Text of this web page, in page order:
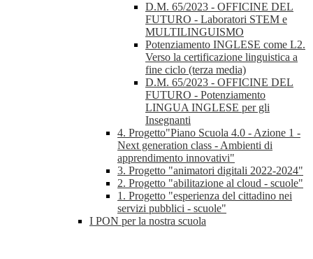
D.M. 65/2023 - OFFICINE DEL
FUTURO - Laboratori STEM e
MULTILINGUISMO
Potenziamento INGLESE come L2.
Verso la certificazione linguistica a
fine ciclo (terza media)
D.M. 65/2023 - OFFICINE DEL
FUTURO - Potenziamento
LINGUA INGLESE per gli
Insegnanti
4. Progetto"Piano Scuola 4.0 - Azione 1 -
Next generation class - Ambienti di
apprendimento innovativi"
3. Progetto "animatori digitali 2022-2024"
2. Progetto "abilitazione al cloud - scuole"
1. Progetto "esperienza del cittadino nei
servizi pubblici - scuole"
I PON per la nostra scuola